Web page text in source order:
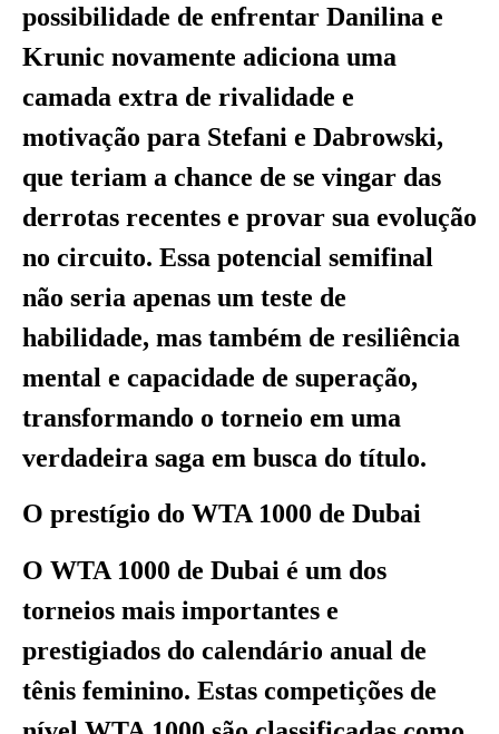
possibilidade de enfrentar Danilina e
Krunic novamente adiciona uma
camada extra de rivalidade e
motivação para Stefani e Dabrowski,
que teriam a chance de se vingar das
derrotas recentes e provar sua evolução
no circuito. Essa potencial semifinal
não seria apenas um teste de
habilidade, mas também de resiliência
mental e capacidade de superação,
transformando o torneio em uma
verdadeira saga em busca do título.
O prestígio do WTA 1000 de Dubai
O WTA 1000 de Dubai é um dos
torneios mais importantes e
prestigiados do calendário anual de
tênis feminino. Estas competições de